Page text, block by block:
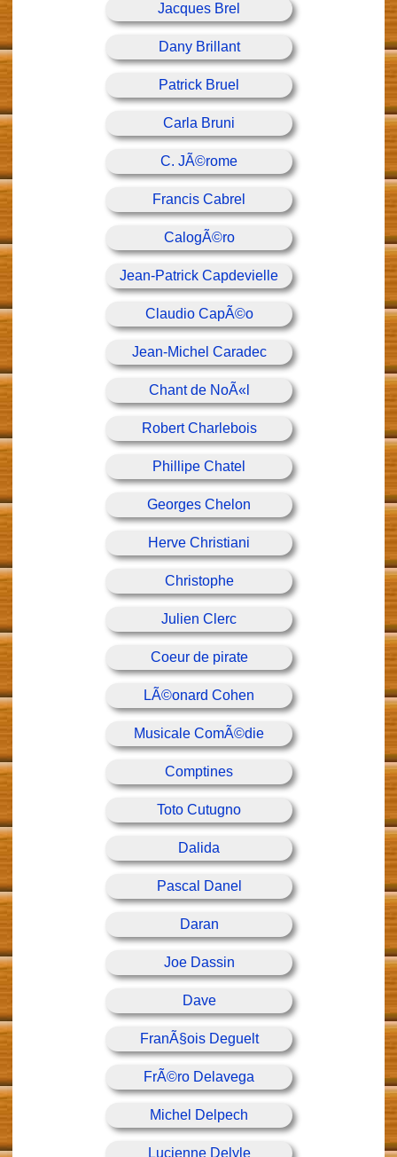
Jacques Brel
Dany Brillant
Patrick Bruel
Carla Bruni
C. JÃ©rome
Francis Cabrel
CalogÃ©ro
Jean-Patrick Capdevielle
Claudio CapÃ©o
Jean-Michel Caradec
Chant de NoÃ«l
Robert Charlebois
Phillipe Chatel
Georges Chelon
Herve Christiani
Christophe
Julien Clerc
Coeur de pirate
LÃ©onard Cohen
Musicale ComÃ©die
Comptines
Toto Cutugno
Dalida
Pascal Danel
Daran
Joe Dassin
Dave
FranÃ§ois Deguelt
FrÃ©ro Delavega
Michel Delpech
Lucienne Delyle